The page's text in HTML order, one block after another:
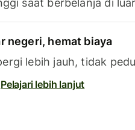
negeri, hemat biaya
lebih jauh, tidak
Pelajari lebih lanjut